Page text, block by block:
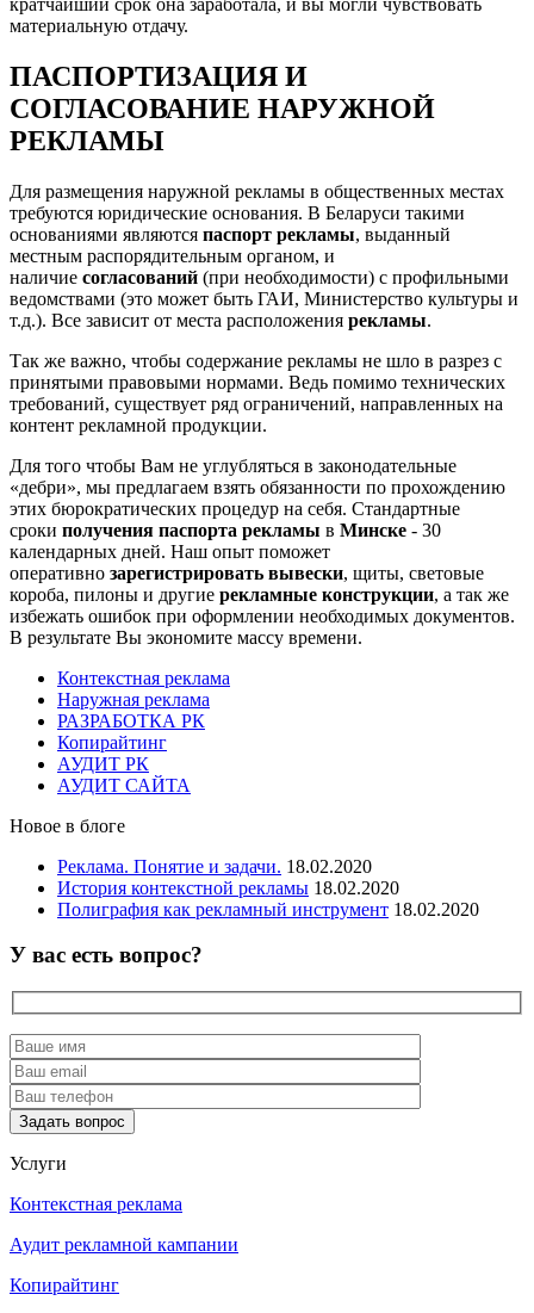
материальную отдачу.
ПАСПОРТИЗАЦИЯ И
СОГЛАСОВАНИЕ НАРУЖНОЙ
РЕКЛАМЫ
Для размещения наружной рекламы в общественных местах
требуются юридические основания. В Беларуси такими
основаниями являются паспорт рекламы, выданный
местным распорядительным органом, и
наличие согласований (при необходимости) с профильными
ведомствами (это может быть ГАИ, Министерство культуры и
т.д.). Все зависит от места расположения рекламы.
Так же важно, чтобы содержание рекламы не шло в разрез с
принятыми правовыми нормами. Ведь помимо технических
требований, существует ряд ограничений, направленных на
контент рекламной продукции.
Для того чтобы Вам не углубляться в законодательные
«дебри», мы предлагаем взять обязанности по прохождению
этих бюрократических процедур на себя. Стандартные
сроки получения паспорта рекламы в Минске - 30
календарных дней. Наш опыт поможет
оперативно зарегистрировать вывески, щиты, световые
короба, пилоны и другие рекламные конструкции, а так же
избежать ошибок при оформлении необходимых документов.
В результате Вы экономите массу времени.
Контекстная реклама
Наружная реклама
РАЗРАБОТКА РК
Копирайтинг
АУДИТ РК
АУДИТ САЙТА
Новое в блоге
Реклама. Понятие и задачи. 18.02.2020
История контекстной рекламы 18.02.2020
Полиграфия как рекламный инструмент 18.02.2020
У вас есть вопрос?
Услуги
Контекстная реклама
Аудит рекламной кампании
Копирайтинг